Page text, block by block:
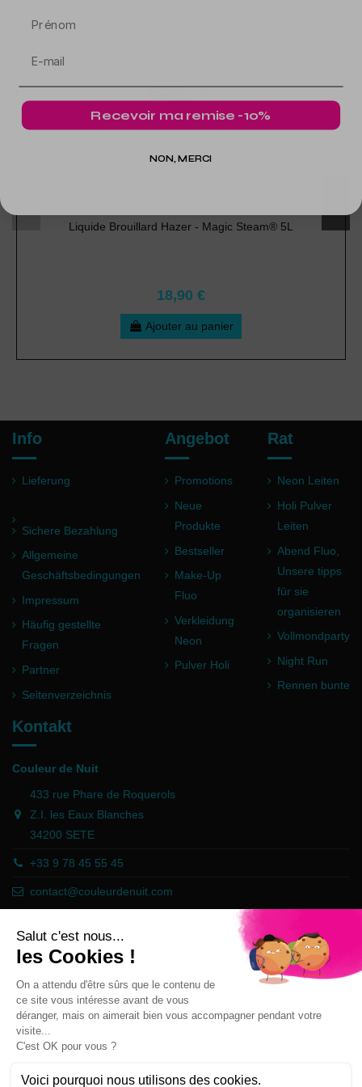
Liquide Brouillard Hazer - Magic Steam® 5L
18,90 €
Ajouter au panier
Info
Lieferung
Sichere Bezahlung
Allgemeine
Geschäftsbedingungen
Impressum
Häufig gestellte
Fragen
Partner
Seitenverzeichnis
Angebot
Promotions
Neue
Produkte
Bestseller
Make-Up
Fluo
Verkleidung
Neon
Pulver Holi
Rat
Neon Leiten
Holi Pulver
Leiten
Abend Fluo,
Unsere tipps
für sie
organisieren
Vollmondparty
Night Run
Rennen bunte
Kontakt
Couleur de Nuit
433 rue Phare de Roquerols
Z.I. les Eaux Blanches
34200 SETE
+33 9 78 45 55 45
contact@couleurdenuit.com
Händler zugelassen von Gesellschaft für Garantierte Bewertungen,
Klicken Sie hier
Newsletter
Recevoir ma remise -10%
NON, MERCI